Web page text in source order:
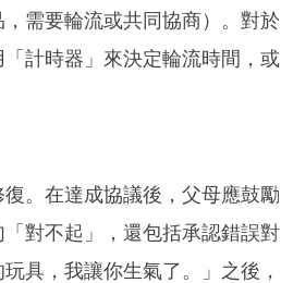
需要輪流或共同協商）。對於
計時器」來決定輪流時間，或
。在達成協議後，父母應鼓勵
對不起」，還包括承認錯誤對
具，我讓你生氣了。」之後，